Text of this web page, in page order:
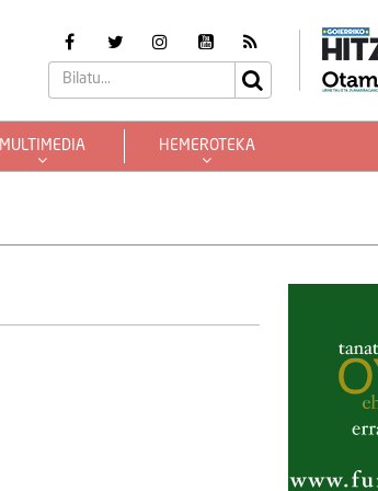
MULTIMEDIA HEMEROTEKA